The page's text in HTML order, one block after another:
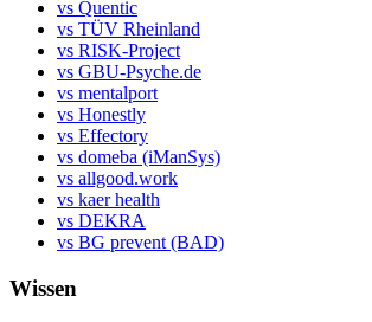
vs Quentic
vs TÜV Rheinland
vs RISK-Project
vs GBU-Psyche.de
vs mentalport
vs Honestly
vs Effectory
vs domeba (iManSys)
vs allgood.work
vs kaer health
vs DEKRA
vs BG prevent (BAD)
Wissen